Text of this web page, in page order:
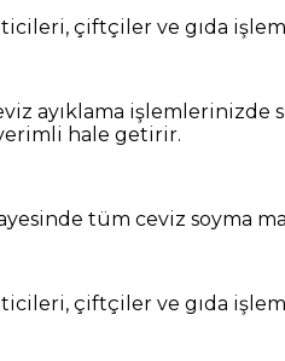
çiftçiler ve gıda
ayıklama işlemlerinizde
hale getirir.
tüm ceviz soyma
çiftçiler ve gıda